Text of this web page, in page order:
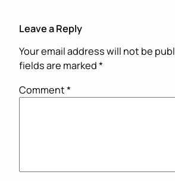
Leave a Reply
Your email address will not be
fields are marked*
Comment*